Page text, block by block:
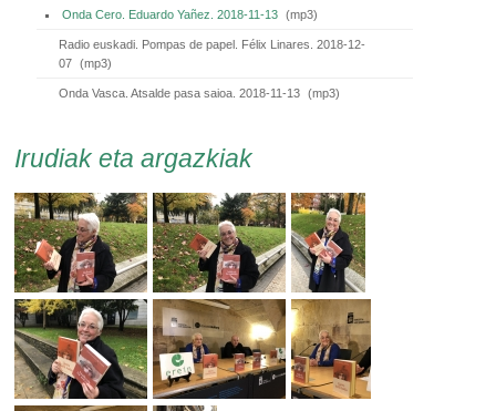
Onda Cero. Eduardo Yañez. 2018-11-13 (mp3)
Radio euskadi. Pompas de papel. Félix Linares. 2018-12-
07 (mp3)
Onda Vasca. Atsalde pasa saioa. 2018-11-13 (mp3)
Irudiak eta argazkiak